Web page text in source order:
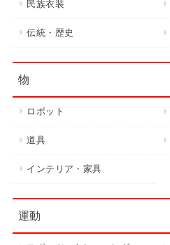
民族衣装
伝統・歴史
物
ロボット
道具
インテリア・家具
運動